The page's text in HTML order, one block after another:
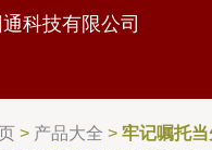
科技有限公司
> 产品大全 > 牢记嘱托